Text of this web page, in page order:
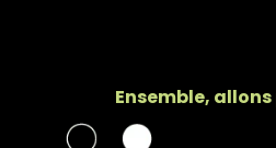
Ensemble,